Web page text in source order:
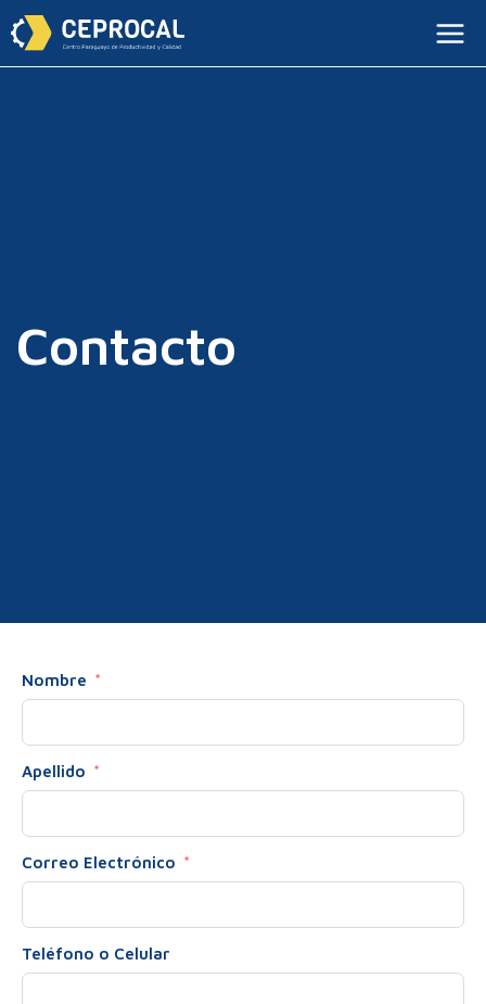
Contacto
Nombre
Apellido
Correo Electrónico
Teléfono o Celular